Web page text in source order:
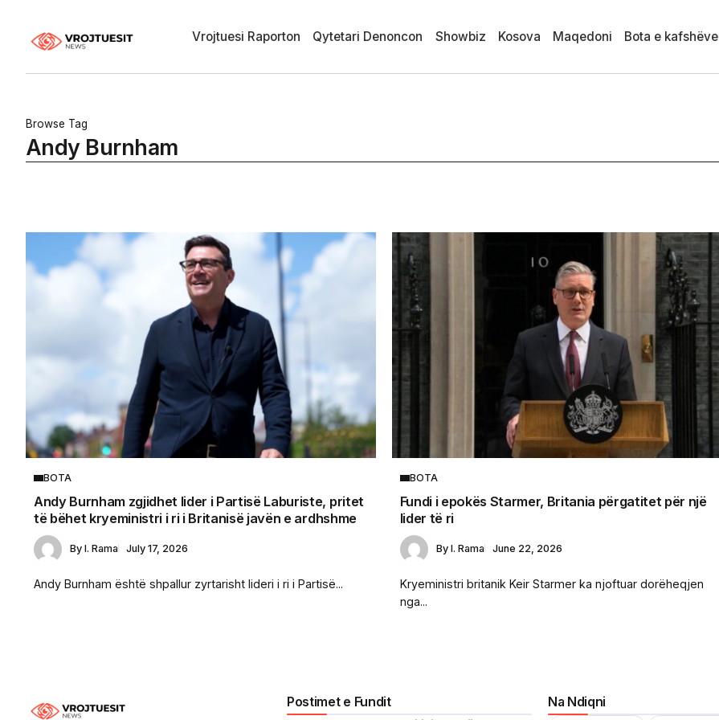
Vrojtuesi Raporton Qytetari Denoncon Showbiz Kosova Maqedoni Bota e kafshëve
Browse Tag
Andy Burnham
BOTA
Andy Burnham zgjidhet lider i Partisë Laburiste, pritet
të bëhet kryeministri i ri i Britanisë javën e ardhshme
By I. Rama July 17, 2026
Andy Burnham është shpallur zyrtarisht lideri i ri i Partisë...
BOTA
Fundi i epokës Starmer, Britania përgatitet për një
lider të ri
By I. Rama June 22, 2026
Kryeministri britanik Keir Starmer ka njoftuar dorëheqjen
nga...
Postimet e Fundit Na Ndiqni